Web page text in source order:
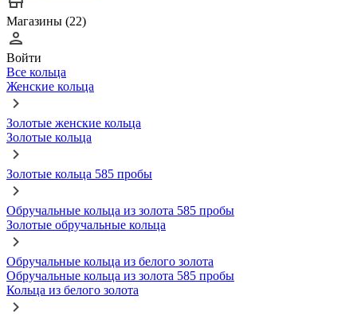
Магазины (22)
Войти
Все кольца
Женские кольца
Золотые женские кольца
Золотые кольца
Золотые кольца 585 пробы
Обручальные кольца из золота 585 пробы
Золотые обручальные кольца
Обручальные кольца из белого золота
Обручальные кольца из золота 585 пробы
Кольца из белого золота